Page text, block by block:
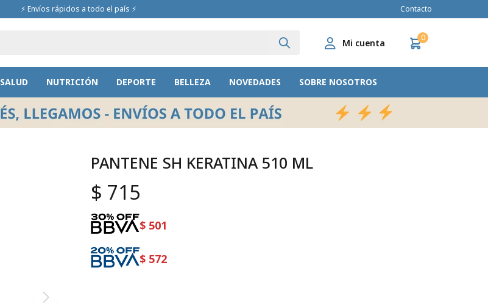
SALUD NUTRICIÓN DEPORTE BELLEZA NOVEDADES SOBRE NOSOTROS
0
⚡ Envíos rápidos a todo el país ⚡ Contacto
PANTENE SH KERATINA 510 ML
$ 715
$ 501
$ 572